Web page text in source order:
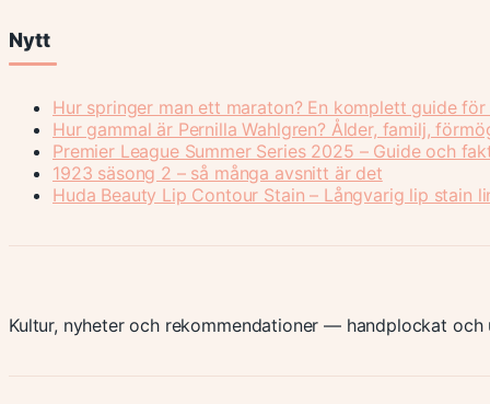
Nytt
Hur springer man ett maraton? En komplett guide
Hur gammal är Pernilla Wahlgren? Ålder, familj,
Premier League Summer Series 2025 – Guide och
1923 säsong 2 – så många avsnitt är det
Huda Beauty Lip Contour Stain – Långvarig lip stain
Kultur, nyheter och rekommendationer — handplockat